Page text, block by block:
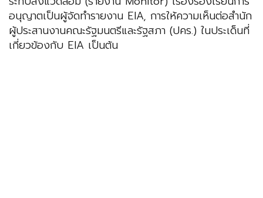
อนุญาตเป็นผู้จัดทำรายงาน EIA, การให้ความเห็นต่อสำนัก
ผู้ประสานงานคณะรัฐมนตรีและรัฐสภา (ปคร.) ในประเด็นที่
เกี่ยวข้องกับ EIA เป็นต้น